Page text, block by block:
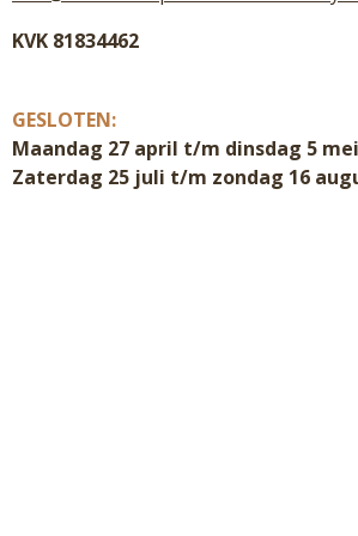
KVK 81834462
GESLOTEN:
Maandag 27 april t/m dinsdag 5
Zaterdag 25 juli t/m zondag 16